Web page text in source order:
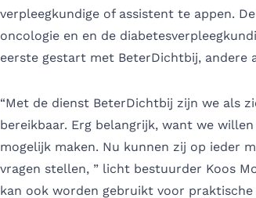
verpleegkundige of assistent te appen.
oncologie en en de
eerste gestart met BeterDichtbij, andere
“Met de dienst BeterDichtbij zijn we als
bereikbaar. Erg belangrijk, want we
mogelijk maken. Nu kunnen zij op ieder
vragen stellen, ” licht bestuurder Koos
kan ook worden gebruikt voor